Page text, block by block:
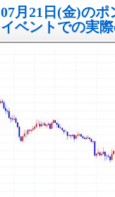
07月21日(金)の
イベントでの実